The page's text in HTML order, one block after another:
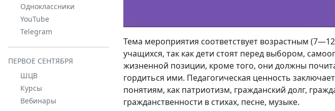
Одноклассники
YouTube
Telegram
ПЕРВОЕ СЕНТЯБРЯ
ШЦВ
Курсы
Вебинары
Тема мероприятия соответствует возрастным
учащихся, так как дети стоят перед выбором,
жизненной позиции, кроме того, они должны
гордиться ими. Педагогическая ценность
понятиям, как патриотизм, гражданский долг,
гражданственности в стихах, песне, музыке.